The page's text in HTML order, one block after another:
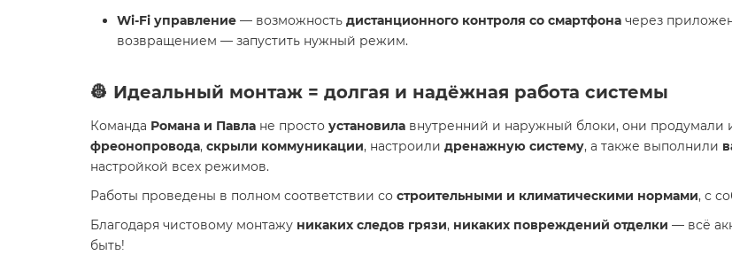
Wi-Fi управление — возможность дистанционного контроля со смартфона через
возвращением — запустить нужный режим.
👷 Идеальный монтаж = долгая и надёжная работа системы
Команда Романа и Павла не просто установила внутренний и наружный блоки, они продумали
фреонопровода, скрыли коммуникации, настроили дренажную систему, а также выполнили
настройкой всех режимов.
Работы проведены в полном соответствии со строительными и климатическими нормами, с
Благодаря чистовому монтажу никаких следов грязи, никаких повреждений отделки — всё
быть!